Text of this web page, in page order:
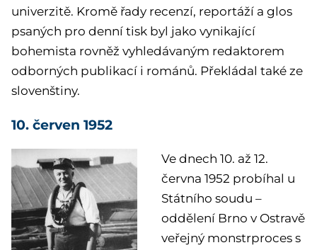
univerzitě. Kromě řady recenzí, reportáží a glos
psaných pro denní tisk byl jako vynikající
bohemista rovněž vyhledávaným redaktorem
odborných publikací i románů. Překládal také ze
slovenštiny.
10. červen 1952
Ve dnech 10. až 12.
června 1952 probíhal u
Státního soudu –
oddělení Brno v Ostravě
veřejný monstrproces s